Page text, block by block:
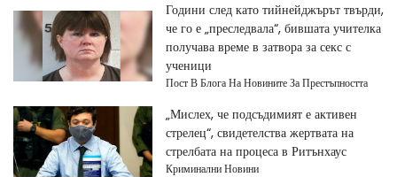
Години след като тийнейджърът твърди,
че го е „преследвала“, бившата учителка
получава време в затвора за секс с
ученици
Пост В Блога На Новините За Престъпността
„Мислех, че подсъдимият е активен
стрелец“, свидетелства жертвата на
стрелбата на процеса в Ритънхаус
Криминални Новини